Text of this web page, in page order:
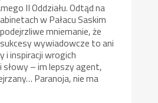
II Oddziału. Odtąd na
w Pałacu Saskim
mniemanie, że
wywiadowcze to ani
i inspiracji wrogich
– im lepszy agent,
Paranoja, nie ma